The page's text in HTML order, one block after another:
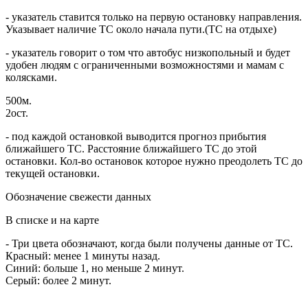
- указатель ставится только на первую остановку направления.
Указывает наличие ТС около начала пути.(ТС на отдыхе)
- указатель говорит о том что автобус низкопольный и будет
удобен людям с ограниченными возможностями и мамам с
колясками.
500м.
2ост.
- под каждой остановкой выводится прогноз прибытия
ближайшего ТС. Расстояние ближайшего ТС до этой
остановки. Кол-во остановок которое нужно преодолеть ТС до
текущей остановки.
Обозначение свежести данных
В списке и на карте
- Три цвета обозначают, когда были получены данные от ТС.
Красный: менее 1 минуты назад.
Синий: больше 1, но меньше 2 минут.
Серый: более 2 минут.